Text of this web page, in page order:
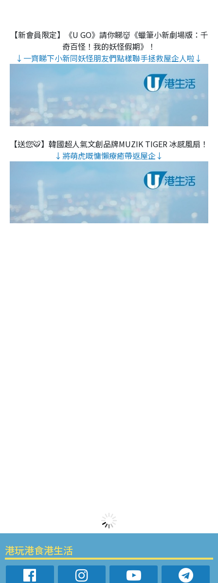
【新會員限定】《U GO》請你睇👹《蠟筆小新劇場版：千
奇百怪！我的妖怪假期》！
↓一齊睇下小新同妖怪朋友們點樣聯手拯救屋企人啦↓
【送您🐯】韓國超人氣文創品牌MUZIK TIGER 冰感風扇！
↓將萌虎嘅慵懶療癒帶返屋企↓
港玩港食港生活